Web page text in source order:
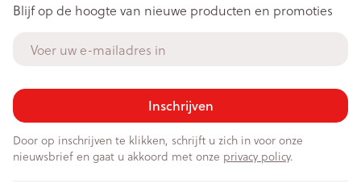
Blijf op de hoogte van nieuwe producten en promoties
Inschrijven
Door op inschrijven te klikken, schrijft u zich in voor onze
nieuwsbrief en gaat u akkoord met onze privacy policy.